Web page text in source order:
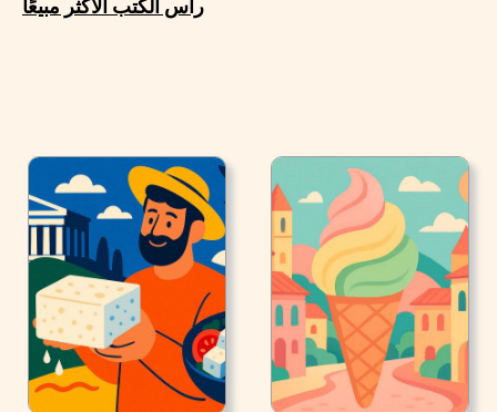
رأس الكتب الأكثر مبيعًا